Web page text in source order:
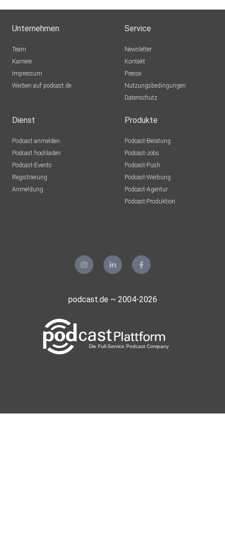
Unternehmen
Team
Karriere
Impressum
Werben auf podcast.de
Service
Newsletter
Kontakt
Presse
Nutzungsbedingungen
Datenschutz
Dienst
Podcast anmelden
Podcast hochladen
Podcast-Events
Registrierung
Anmeldung
Produkte
Podcast-Beratung
Podcast-Jobs
Podcast-Push
Podcast-Werbung
Podcast-Agentur
Podcast-Produktion
podcast.de ~ 2004-2026